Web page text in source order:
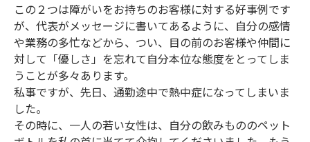
この２つは障がいをお持ちのお客様に対する好事例です
が、代表がメッセージに書いてあるように、自分の感情
や業務の多忙などから、つい、目の前のお客様や仲間に
対して「優しさ」を忘れて自分本位な態度をとってしま
うことが多々あります。
私事ですが、先日、通勤途中で熱中症になってしまいま
した。
その時に、一人の若い女性は、自分の飲みもののペット